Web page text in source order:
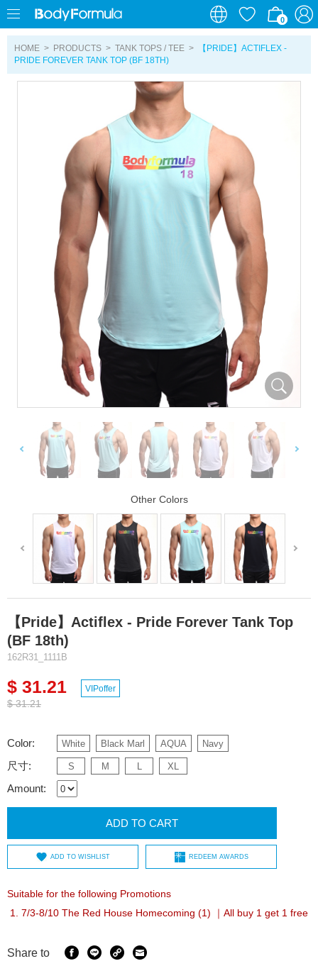
0
0
HOME > PRODUCTS > TANK TOPS / TEE >
【PRIDE】ACTIFLEX -
PRIDE FOREVER TANK TOP (BF 18TH)
Other Colors
【Pride】Actiflex - Pride Forever Tank Top
(BF 18th)
162R31_1111B
$ 31.21
$ 31.21
VIPoffer
Color: White Black Marl AQUA Navy
尺寸: S M L XL
Amount:
ADD TO CART
ADD TO WISHLIST REDEEM AWARDS
Suitable for the following Promotions
7/3-8/10 The Red House Homecoming (1) ｜All buy 1 get 1 free
Share to